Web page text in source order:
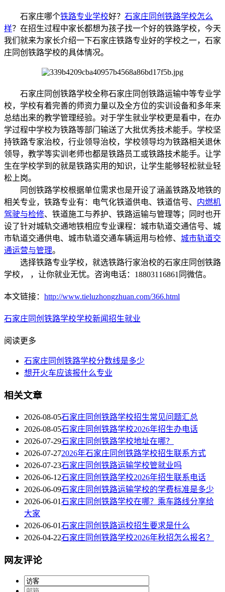
石家庄哪个铁路专业学校好？ 石家庄同创铁路学校怎么
样？在招生过程中家长都想为孩子找一个好的铁路学校，今天
我们就来为家长介绍一下石家庄铁路专业好的学校之一，石家
庄同创铁路学校的具体情况。
石家庄同创铁路学校全称石家庄同创铁路运输中等专业学
校，学校有着完善的师资力量以及全方位的实训设备和多年来
总结出来的教学管理经验。对于学生就业学校更是看中，在办
学过程中学校为铁路等部门输送了大批优秀技术能手。学校坚
持铁路专家治校，行业领导治校，学校领导均为铁路相关退休
领导，教学等实训老师也都是铁路员工或铁路技术能手。让学
生在学校学到的就是铁路实用的知识，让学生能够轻松就业轻
松上岗。
同创铁路学校根据单位需求也是开设了涵盖铁路及地铁的
相关专业，铁路专业有：电气化铁道供电、铁道信号、 内燃机
驾驶与检修、铁道施工与养护、铁路运输与管理等；同时也开
设了针对城轨交通地铁相应专业课程：城市轨道交通信号、城
市轨道交通供电、城市轨道交通车辆运用与检修、 城市轨道交
通运营与管理。
选择铁路专业学校，就选铁路行家治校的石家庄同创铁路
学校， ，让你就业无忧。咨询电话：18803116861同微信。
本文链接： http://www.tieluzhongzhuan.com/366.html
石家庄同创铁路学校学校新闻招生就业
阅读更多
石家庄同创铁路学校分数线是多少
想开火车应该报什么专业
相关文章
2026-08-05石家庄同创铁路学校招生常见问题汇总
2026-08-05石家庄同创铁路学校2026年招生办电话
2026-07-29石家庄同创铁路学校地址在哪？
2026-07-272026年石家庄同创铁路学校招生联系方式
2026-07-23石家庄同创铁路运输学校管就业吗
2026-06-12石家庄同创铁路学校2026年招生联系电话
2026-06-09石家庄同创铁路运输学校的学费标准是多少
2026-06-01石家庄同创铁路学校在哪？乘车路线分享给
大家
2026-06-01石家庄同创铁路运校招生要求是什么
2026-04-22石家庄同创铁路学校2026年秋招怎么报名？
网友评论